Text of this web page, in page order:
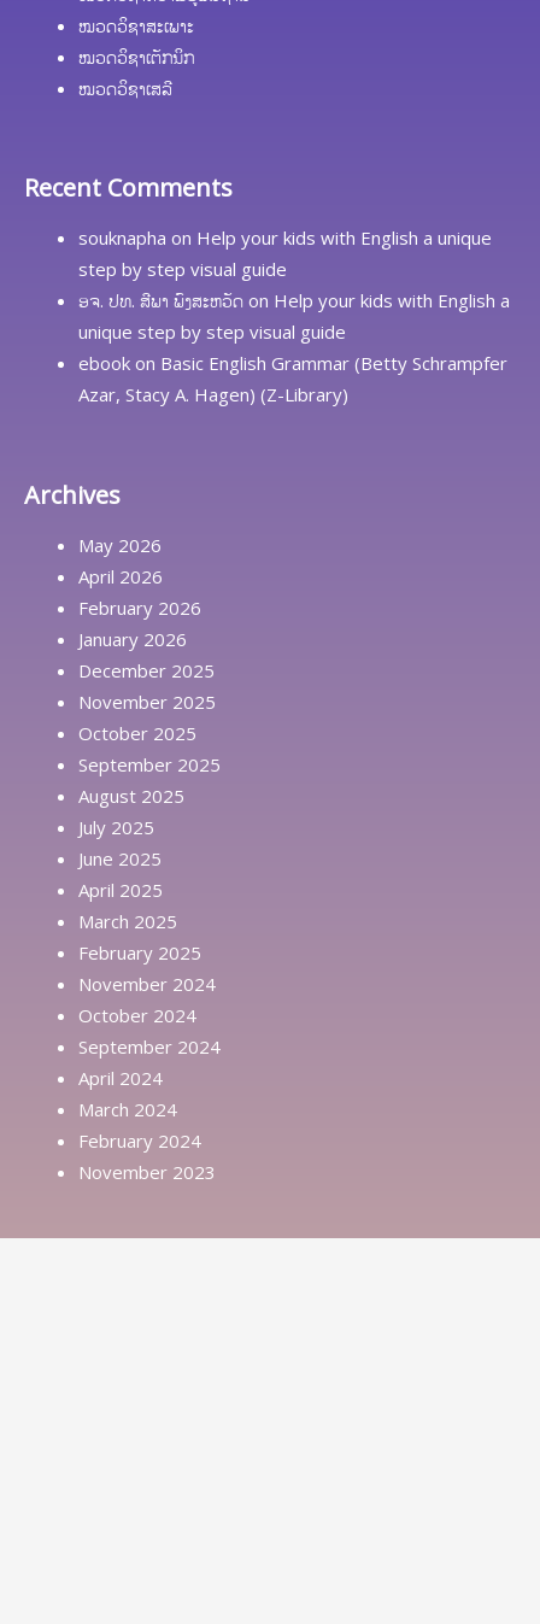
ໝວດວິຊາສະເພາະ
ໝວດວິຊາເຕັກນິກ
ໝວດວິຊາເສລີ
Recent Comments
souknapha on Help your kids with English a unique
step by step visual guide
ອຈ. ປທ. ສີພາ ພົງສະຫວັດ on Help your kids with English a
unique step by step visual guide
ebook on Basic English Grammar (Betty Schrampfer
Azar, Stacy A. Hagen) (Z-Library)
Archives
May 2026
April 2026
February 2026
January 2026
December 2025
November 2025
October 2025
September 2025
August 2025
July 2025
June 2025
April 2025
March 2025
February 2025
November 2024
October 2024
September 2024
April 2024
March 2024
February 2024
November 2023